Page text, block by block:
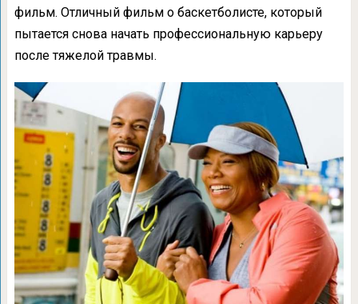
фильм. Отличный фильм о баскетболисте, который
пытается снова начать профессиональную карьеру
после тяжелой травмы.